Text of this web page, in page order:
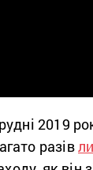
2019
разів